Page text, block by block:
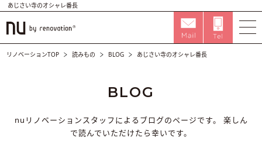
あじさい寺のオシャレ番長
リノベーションTOP 読みもの BLOG あじさい寺のオシャレ番長
BLOG
nuリノベーションスタッフによるブログのページです。
楽しん
で読んでいただけたら幸いです。